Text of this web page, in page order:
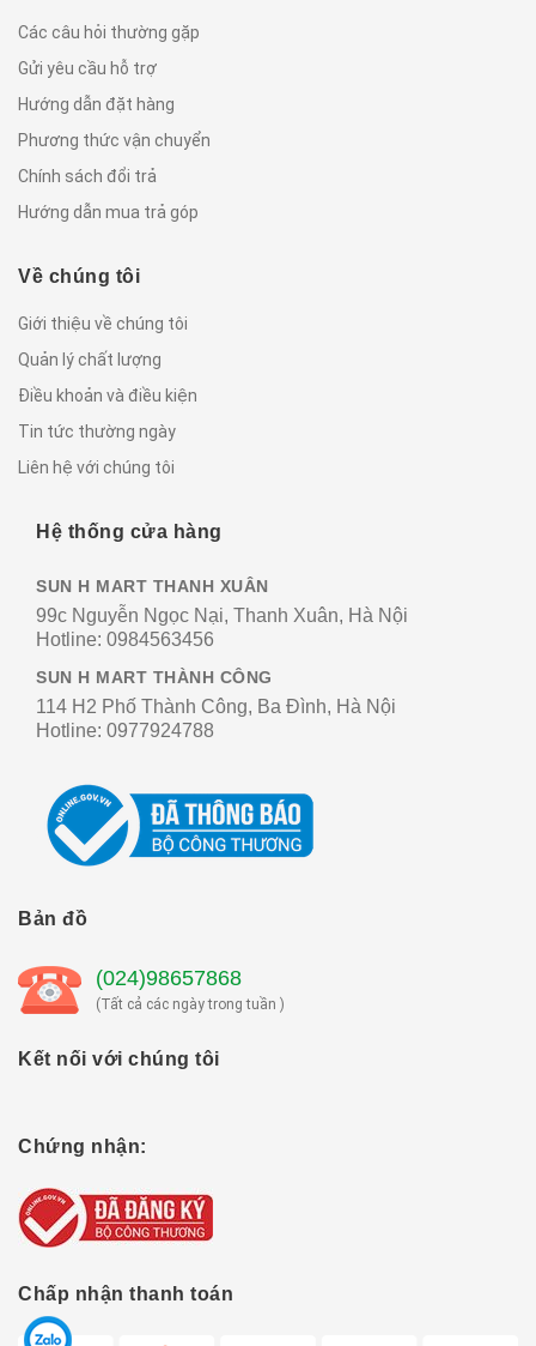
Các câu hỏi thường gặp
Gửi yêu cầu hỗ trợ
Hướng dẫn đặt hàng
Phương thức vận chuyển
Chính sách đổi trả
Hướng dẫn mua trả góp
Về chúng tôi
Giới thiệu về chúng tôi
Quản lý chất lượng
Điều khoản và điều kiện
Tin tức thường ngày
Liên hệ với chúng tôi
Hệ thống cửa hàng
SUN H MART THANH XUÂN
99c Nguyễn Ngọc Nại, Thanh Xuân, Hà Nội
Hotline: 0984563456
SUN H MART THÀNH CÔNG
114 H2 Phố Thành Công, Ba Đình, Hà Nội
Hotline: 0977924788
Bản đồ
(024)98657868
(Tất cả các ngày trong tuần )
Kết nối với chúng tôi
Chứng nhận:
Chấp nhận thanh toán